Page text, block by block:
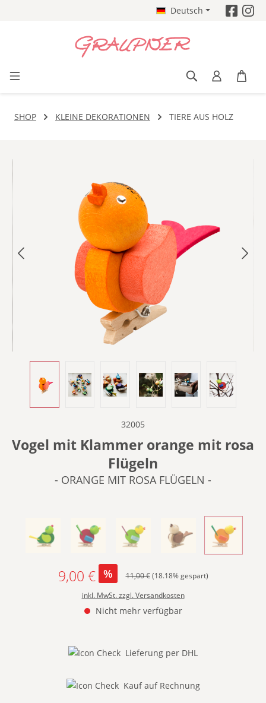
Deutsch
SHOP KLEINE DEKORATIONEN TIERE AUS HOLZ
32005
Vogel mit Klammer orange mit rosa
Flügeln
- ORANGE MIT ROSA FLÜGELN -
- DUNKELGRÜN MIT HELLGRÜNEN FLÜGELN -
(Diese Option ist zurzeit nicht verfügbar.)
- DUNKELROT MIT BLAUEN FLÜGELN -
(Diese Option ist zurzeit nicht verfügbar.)
- HELLGRÜN MIT BLAUEN
(Diese Option ist zurzeit nicht
- NATUR MIT
(Diese Option ist zurzeit
- ORANGE
(Diese
Verkaufspreis:
9,00 € % Regulärer Preis:
11,00 € (18.18% gespart)
inkl. MwSt. zzgl. Versandkosten
Nicht mehr verfügbar
Lieferung per DHL
Kauf auf Rechnung